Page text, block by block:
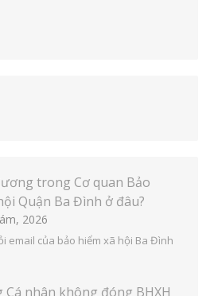
trong Cơ quan Bảo
Quận Ba Đình ở đâu?
2026
email của bảo hiểm xã hội Ba Đình
Cá nhân không đóng BHXH